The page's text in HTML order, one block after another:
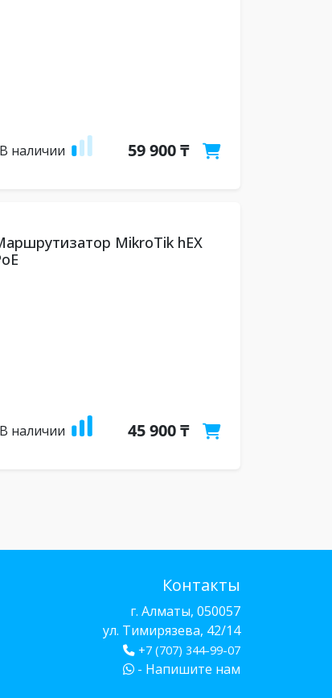
В наличии 59 900 ₸
MikroTik hEX
В наличии 45 900 ₸
Контакты
г. Алматы, 050057
ул. Тимирязева, 42/14
+7 (707) 344-99-07
- Напишите нам